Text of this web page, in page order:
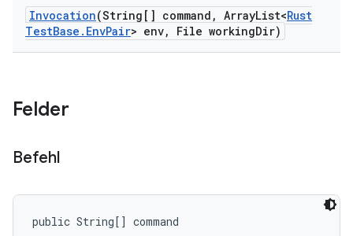
Invocation(String[] command , ArrayList<Rust
TestBase . EnvPair> env, File workingDir)
Felder
Befehl
public String[] command